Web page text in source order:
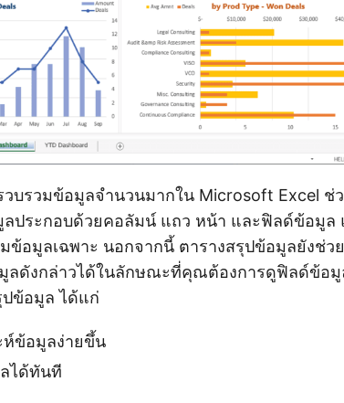
วบรวมข้อมูลจำนวนมากใน Microsoft Excel ช่
ลประกอบด้วยคอลัมน์ แถว หน้า และฟิลด์ข้อมูล
ข้อมูลเฉพาะ นอกจากนี้ ตารางสรุปข้อมูลยังช่
ลดังกล่าวได้ในลักษณะที่คุณต้องการดูฟิลด์ข้อมู
ข้อมูล ได้แก่
ห์ข้อมูลง่ายขึ้น
ได้ทันที